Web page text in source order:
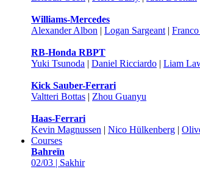
Williams-Mercedes
Alexander Albon | Logan Sargeant |
RB-Honda RBPT
Yuki Tsunoda | Daniel Ricciardo | Liam
Kick Sauber-Ferrari
Valtteri Bottas | Zhou Guanyu
Haas-Ferrari
Kevin Magnussen | Nico Hülkenberg |
Courses
Bahreïn
02/03 | Sakhir